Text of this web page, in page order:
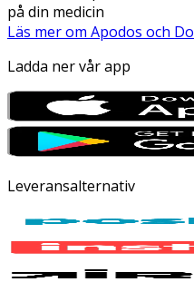
på din medicin
Läs mer om Apodos och
Ladda ner vår app
Leveransalternativ